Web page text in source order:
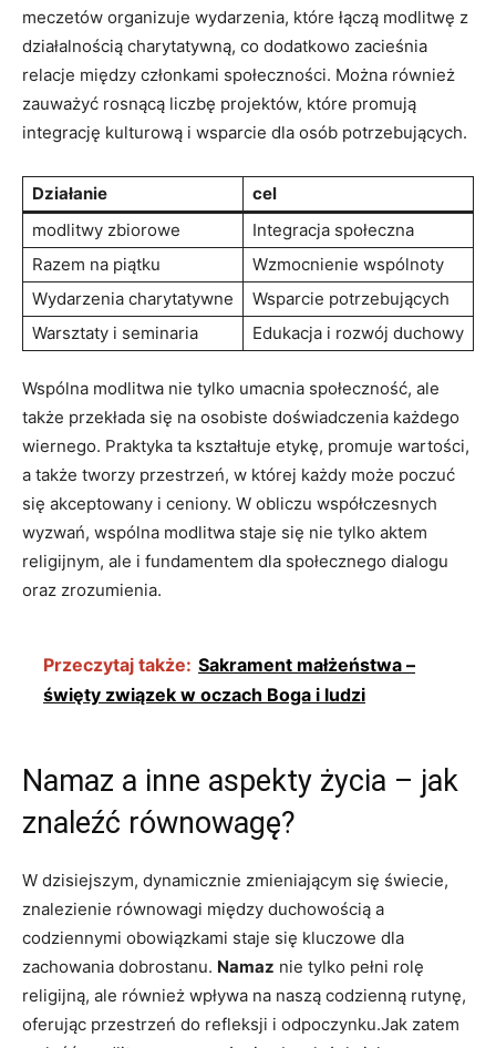
meczetów organizuje wydarzenia, ‌które łączą modlitwę z
działalnością charytatywną, co dodatkowo zacieśnia
relacje‌ między członkami społeczności. Można również
zauważyć rosnącą liczbę projektów,​ które​ promują
integrację kulturową i wsparcie dla osób potrzebujących.
Działanie
cel
modlitwy zbiorowe
Integracja społeczna
Razem na piątku
Wzmocnienie‍ wspólnoty
Wydarzenia charytatywne
Wsparcie⁣ potrzebujących
Warsztaty i seminaria
Edukacja⁢ i rozwój duchowy
Wspólna ​modlitwa nie tylko umacnia społeczność, ale⁢
także przekłada się na osobiste doświadczenia każdego
wiernego. Praktyka⁤ ta kształtuje etykę, ​promuje wartości,
a także tworzy przestrzeń, w której każdy może poczuć
się akceptowany i ceniony. W⁤ obliczu współczesnych
wyzwań, wspólna modlitwa staje się nie ‌tylko ​aktem
religijnym, ale‌ i fundamentem dla społecznego dialogu
oraz ⁢zrozumienia.
Przeczytaj także: Sakrament małżeństwa –
święty związek w oczach Boga i ludzi
Namaz ⁣a inne ⁤aspekty życia – jak
znaleźć równowagę?
W dzisiejszym, dynamicznie zmieniającym się świecie,
znalezienie równowagi między duchowością a
codziennymi obowiązkami staje się kluczowe dla
zachowania ⁤dobrostanu. Namaz nie tylko pełni rolę
religijną, ale również wpływa na naszą ⁤codzienną rutynę,
oferując przestrzeń do refleksji i odpoczynku.Jak zatem